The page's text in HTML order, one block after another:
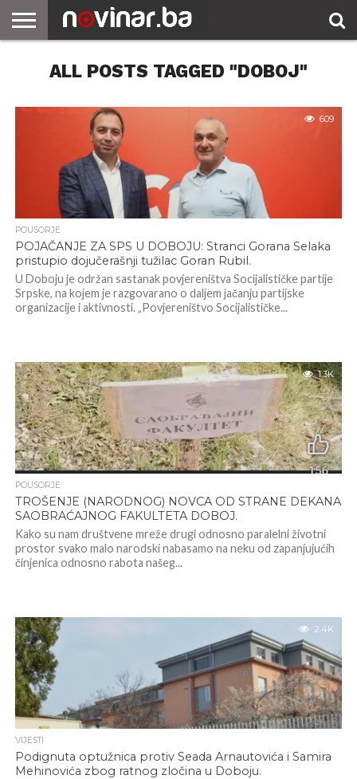
ALL POSTS TAGGED "DOBOJ"
609
POUSORJE
POJAČANJE ZA SPS U DOBOJU: Stranci Gorana Selaka
pristupio dojučerašnji tužilac Goran Rubil.
U Doboju je održan sastanak povjereništva Socijalističke partije
Srpske, na kojem je razgovarano o daljem jačanju partijske
organizacije i aktivnosti. „Povjereništvo Socijalističke...
1.3K
POUSORJE
TROŠENJE (NARODNOG) NOVCA OD STRANE DEKANA
SAOBRAĆAJNOG FAKULTETA DOBOJ.
Kako su nam društvene mreže drugi odnosno paralelni životni
prostor svako malo narodski nabasamo na neku od zapanjujućih
činjenica odnosno rabota našeg...
2.4K
VIJESTI
Podignuta optužnica protiv Seada Arnautovića i Samira
Mehinovića zbog ratnog zločina u Doboju.